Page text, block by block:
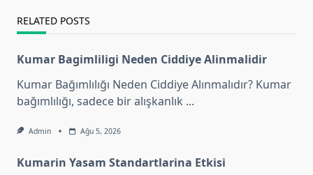
RELATED POSTS
Kumar Bagimliligi Neden Ciddiye Alinmalidir
Kumar Bağımlılığı Neden Ciddiye Alınmalıdır? Kumar
bağımlılığı, sadece bir alışkanlık ...
Admin Ağu 5, 2026
Kumarin Yasam Standartlarina Etkisi